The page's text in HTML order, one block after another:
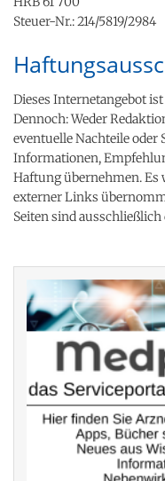
Steuer-Nr.: 214/5819/2984
Dieses Internetangebot
Dennoch: Weder
eventuelle Nachteile oder
Informationen,
Haftung übernehmen.
externer Links
Seiten sind